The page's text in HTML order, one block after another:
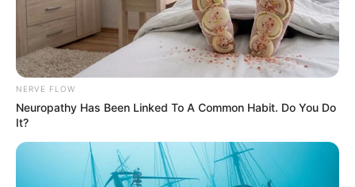
PostedFriss hírek
Történelmi fordulat!
Megérkeztek az első számok,
ilyen még nem volt 16-kor
NERVE FLOW
Neuropathy Has Been Linked To A Common Habit. Do You Do
It?